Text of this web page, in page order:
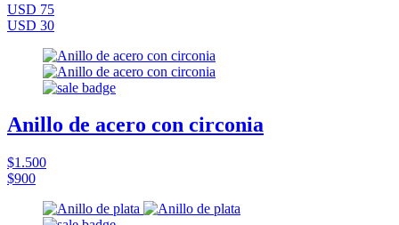
USD 75
USD 30
Anillo de acero con circonia
$1.500
$900